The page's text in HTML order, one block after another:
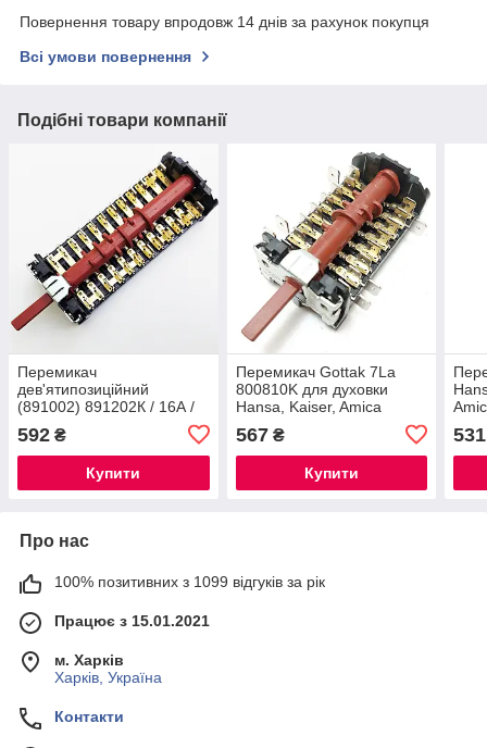
Повернення товару впродовж 14 днів за рахунок покупця
Всі умови повернення
Подібні товари компанії
Перемикач
дев'ятипозиційний
(891002) 891202К / 16А /
250 V / Т150 для духовки
"ВЕКО", "Kaiser", Іспанія
592 ₴
Купити
Перемикач Gottak 7La
800810K для духовки
Hansa, Kaiser, Amica
567₴
Купити
531
Про нас
100% позитивних з 1099 відгуків за рік
Працює з 15.01.2021
м. Харків
Харків, Україна
Контакти